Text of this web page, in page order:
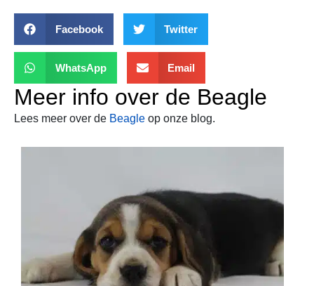
Facebook Twitter
WhatsApp Email
Meer info over de Beagle
Lees meer over de Beagle op onze blog.